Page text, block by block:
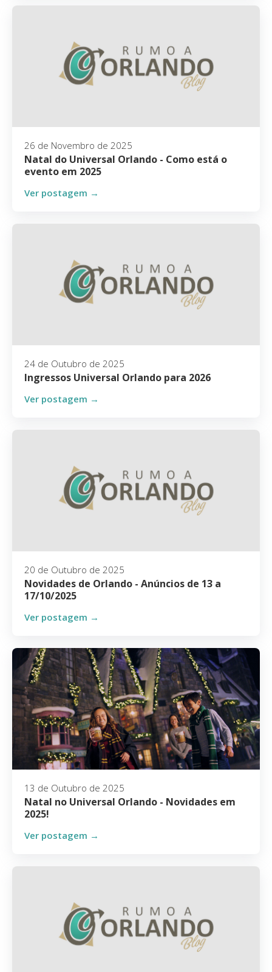
26 de Novembro de 2025
Natal do Universal Orlando - Como está o
evento em 2025
Ver postagem →
24 de Outubro de 2025
Ingressos Universal Orlando para 2026
Ver postagem →
20 de Outubro de 2025
Novidades de Orlando - Anúncios de 13 a
17/10/2025
Ver postagem →
13 de Outubro de 2025
Natal no Universal Orlando - Novidades em
2025!
Ver postagem →